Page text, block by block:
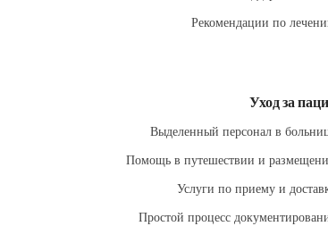
Рекомендации по
Уход за
Выделенный персонал в
Помощь в путешествии и
Услуги по приему и
Простой процесс